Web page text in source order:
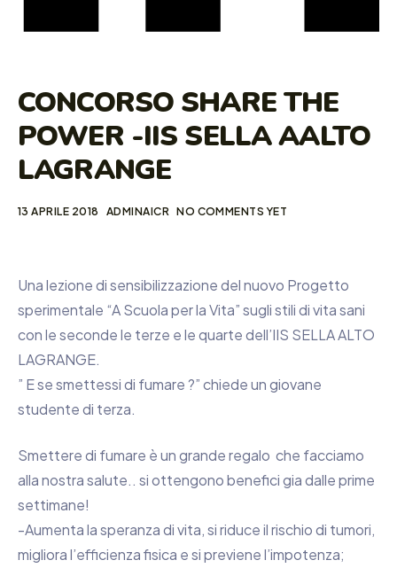
CONCORSO SHARE THE
POWER -IIS SELLA AALTO
LAGRANGE
13 APRILE 2018 ADMINAICR NO COMMENTS YET
Una lezione di sensibilizzazione del nuovo Progetto
sperimentale “A Scuola per la Vita” sugli stili di vita sani
con le seconde le terze e le quarte dell’IIS SELLA ALTO
LAGRANGE.
” E se smettessi di fumare ?” chiede un giovane
studente di terza.
Smettere di fumare è un grande regalo che facciamo
alla nostra salute.. si ottengono benefici gia dalle prime
settimane!
-Aumenta la speranza di vita, si riduce il rischio di tumori,
migliora l’efficienza fisica e si previene l’impotenza;